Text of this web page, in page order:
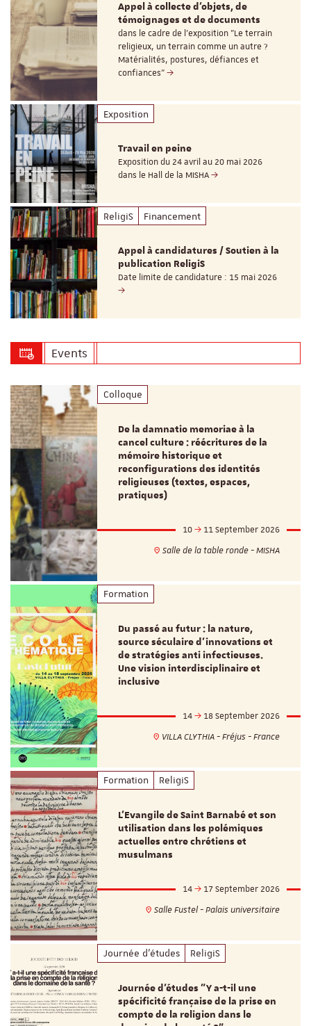
Appel à collecte d'objets, de
témoignages et de documents
dans le cadre de l'exposition "Le terrain
religieux, un terrain comme un autre ?
Matérialités, postures, défiances et
confiances"
Exposition
Travail en peine
Exposition du 24 avril au 20 mai 2026
dans le Hall de la MISHA
ReligiS Financement
Appel à candidatures / Soutien à la
publication ReligiS
Date limite de candidature : 15 mai 2026
Events
Colloque
De la damnatio memoriae à la
cancel culture : réécritures de la
mémoire historique et
reconfigurations des identités
religieuses (textes, espaces,
pratiques)
10
11 September 2026
Salle de la table ronde - MISHA
Formation
Du passé au futur : la nature,
source séculaire d’innovations et
de stratégies anti infectieuses.
Une vision interdisciplinaire et
inclusive
14
18 September 2026
VILLA CLYTHIA - Fréjus - France
Formation ReligiS
L’Evangile de Saint Barnabé et son
utilisation dans les polémiques
actuelles entre chrétiens et
musulmans
14
17 September 2026
Salle Fustel - Palais universitaire
Journée d'études ReligiS
Journée d’études "Y a-t-il une
spécificité française de la prise en
compte de la religion dans le